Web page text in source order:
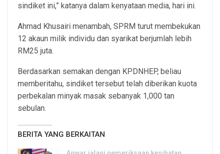
sindiket ini,” katanya dalam kenyataan media, hari ini.
Ahmad Khusairi menambah, SPRM turut membekukan
12 akaun milik individu dan syarikat berjumlah lebih
RM25 juta.
Berdasarkan semakan dengan KPDNHEP, beliau
memberitahu, sindiket tersebut telah diberikan kuota
perbekalan minyak masak sebanyak 1,000 tan
sebulan.
BERITA YANG BERKAITAN